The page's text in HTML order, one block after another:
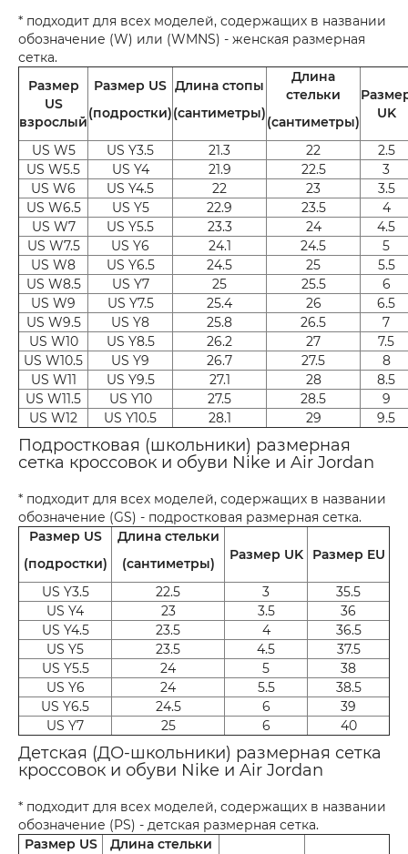
* подходит для всех моделей, содержащих в названии
обозначение (W) или (WMNS) - женская размерная
сетка.
Размер
US
взрослый
Размер US
(подростки)
Длина стопы
(сантиметры)
Длина
стельки
(сантиметры)
UK
US W5 US Y3.5 21.3 22
2.5
US W5.5
US Y4 21.9 22.5
3
US W6
US Y4.5 22 23
3.5
US W6.5
US Y5 22.9 23.5
4
US W7
US Y5.5 23.3 24
4.5
US W7.5
US Y6 24.1 24.5
5
US W8
US Y6.5 24.5 25
5.5
US W8.5
US Y7 25 25.5
6
US W9
US Y7.5 25.4 26
6.5
US W9.5
US Y8 25.8 26.5
7
US W10
US Y8.5 26.2 27
7.5
US W10.5
US Y9 26.7 27.5
8
US W11
US Y9.5 27.1 28
8.5
US W11.5
US Y10 27.5 28.5
9
US W12
US Y10.5 28.1 29 9.5
Подростковая (школьники) размерная
сетка кроссовок и обуви Nike и Air Jordan
* подходит для всех моделей, содержащих в названии
обозначение (GS) - подростковая размерная сетка.
Размер US
(подростки)
Длина стельки
(сантиметры)
Размер UK Размер EU
US Y3.5 22.5 3
35.5
US Y4
23 3.5
36
US Y4.5
23.5 4
36.5
US Y5
23.5 4.5
37.5
US Y5.5
24 5
38
US Y6
24 5.5
38.5
US Y6.5
24.5 6
39
US Y7
25 6 40
Детская (ДО-школьники) размерная сетка
кроссовок и обуви Nike и Air Jordan
* подходит для всех моделей, содержащих в названии
обозначение (PS) - детская размерная сетка.
Размер US
Длина стельки